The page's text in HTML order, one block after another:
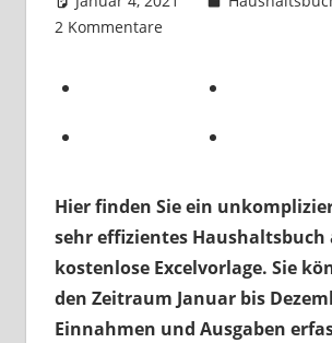
2 Kommentare
Hier finden Sie ein
sehr effizientes Haushaltsbuch
kostenlose Excelvorlage. Sie
den Zeitraum Januar bis
Einnahmen und Ausgaben